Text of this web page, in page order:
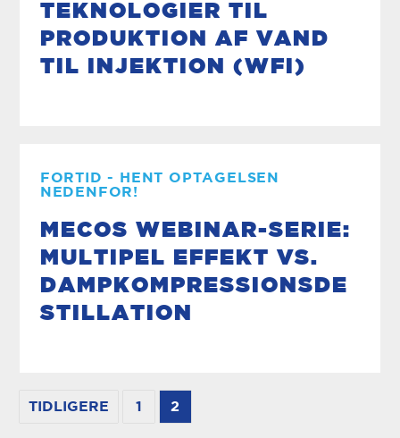
TEKNOLOGIER TIL
PRODUKTION AF VAND
TIL INJEKTION (WFI)
FORTID - HENT OPTAGELSEN
NEDENFOR!
MECOS WEBINAR-SERIE:
MULTIPEL EFFEKT VS.
DAMPKOMPRESSIONSDE
STILLATION
TIDLIGERE 1 2